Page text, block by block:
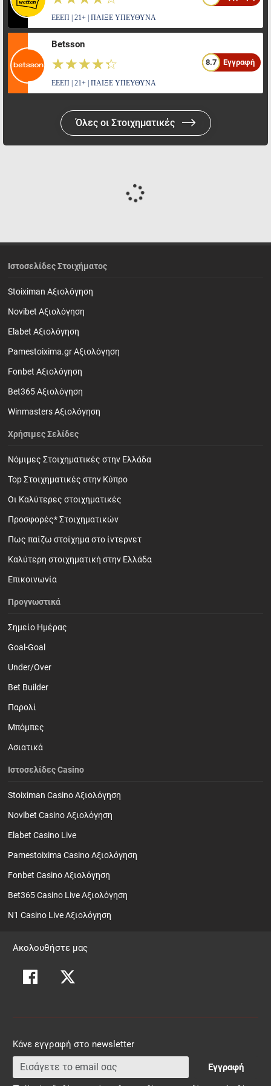
ΕΕΕΠ | 21+ | ΠΑΙΞΕ ΥΠΕΥΘΥΝΑ
Betsson
☆☆☆☆☆
★★★★★ 8.7 Εγγραφή
ΕΕΕΠ | 21+ | ΠΑΙΞΕ ΥΠΕΥΘΥΝΑ
Όλες οι Στοιχηματικές
Ιστοσελίδες Στοιχήματος
Stoiximan Αξιολόγηση
Novibet Αξιολόγηση
Elabet Αξιολόγηση
Pamestoixima.gr Αξιολόγηση
Fonbet Αξιολόγηση
Bet365 Αξιολόγηση
Winmasters Αξιολόγηση
Χρήσιμες Σελίδες
Νόμιμες Στοιχηματικές στην Ελλάδα
Top Στοιχηματικές στην Κύπρο
Οι Καλύτερες στοιχηματικές
Προσφορές* Στοιχηματικών
Πως παίζω στοίχημα στο ίντερνετ
Καλύτερη στοιχηματική στην Ελλάδα
Επικοινωνία
Προγνωστικά
Σημείο Ημέρας
Goal-Goal
Under/Over
Bet Builder
Παρολί
Mπόμπες
Ασιατικά
Ιστοσελίδες Casino
Stoiximan Casino Αξιολόγηση
Novibet Casino Αξιολόγηση
Elabet Casino Live
Pamestoixima Casino Αξιολόγηση
Fonbet Casino Αξιολόγηση
Bet365 Casino Live Αξιολόγηση
N1 Casino Live Αξιολόγηση
Ακολουθήστε μας
Κάνε εγγραφή στο newsletter
Εγγραφή